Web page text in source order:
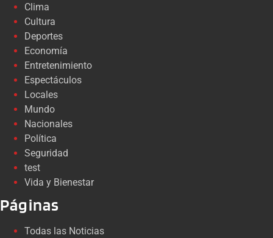
Clima
Cultura
Deportes
Economía
Entretenimiento
Espectáculos
Locales
Mundo
Nacionales
Política
Seguridad
test
Vida y Bienestar
Páginas
Todas las Noticias